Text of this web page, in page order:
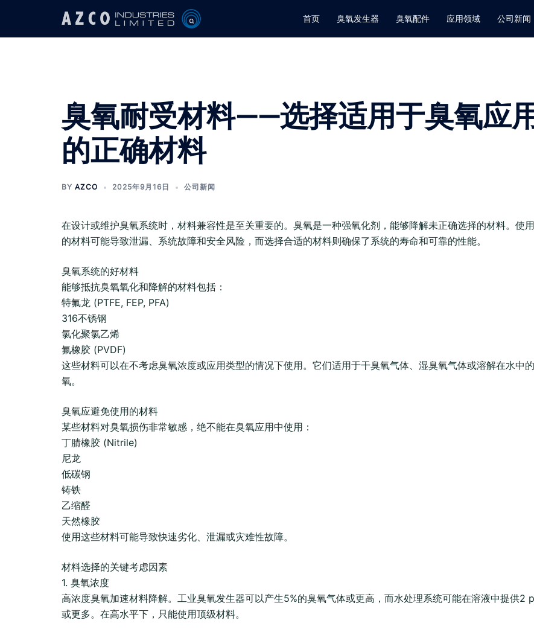
content
首页 臭氧发生器 臭氧配件 应用领域 公司新闻
臭氧耐受材料——选择适用于臭氧应
的正确材料
BY AZCO 2025年9月16日 公司新闻
在设计或维护臭氧系统时，材料兼容性是至关重要的。臭氧是一种强氧化剂，能够降解未正确选择的材料。使
的材料可能导致泄漏、系统故障和安全风险，而选择合适的材料则确保了系统的寿命和可靠的性能。
臭氧系统的好材料
能够抵抗臭氧氧化和降解的材料包括：
特氟龙 (PTFE, FEP, PFA)
316不锈钢
氯化聚氯乙烯
氟橡胶 (PVDF)
这些材料可以在不考虑臭氧浓度或应用类型的情况下使用。它们适用于干臭氧气体、湿臭氧气体或溶解在水中
氧。
臭氧应避免使用的材料
某些材料对臭氧损伤非常敏感，绝不能在臭氧应用中使用：
丁腈橡胶 (Nitrile)
尼龙
低碳钢
铸铁
乙缩醛
天然橡胶
使用这些材料可能导致快速劣化、泄漏或灾难性故障。
材料选择的关键考虑因素
1. 臭氧浓度
高浓度臭氧加速材料降解。工业臭氧发生器可以产生5%的臭氧气体或更高，而水处理系统可能在溶液中提供2
或更多。在高水平下，只能使用顶级材料。